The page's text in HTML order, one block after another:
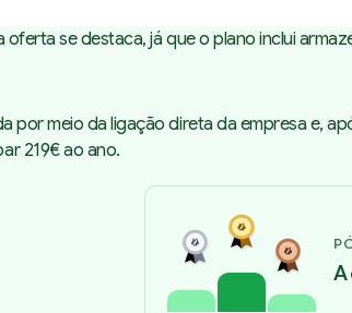
oferta se destaca, já que o plano inclui
por meio daligação direta da empresae,
219€ ao ano.
A